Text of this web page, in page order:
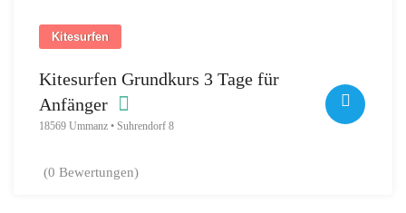
Kitesurfen
Kitesurfen Grundkurs 3 Tage für
Anfänger
18569 Ummanz • Suhrendorf 8
(0 Bewertungen)